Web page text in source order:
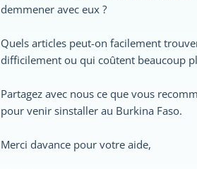
demmener avec eux ?
Quels articles peut-on facilement
difficilement ou qui coûtent beaucoup
Partagez avec nous ce que vous
pour venir sinstaller au Burkina Faso.
Merci davance pour votre aide,